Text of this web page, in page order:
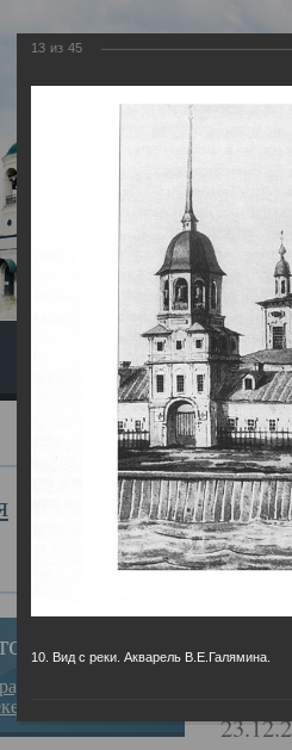
Экскурсия
за веру в
на Севере”
Главная
13 из 45
10. Вид с реки. Акварель В.Е.Галямина.